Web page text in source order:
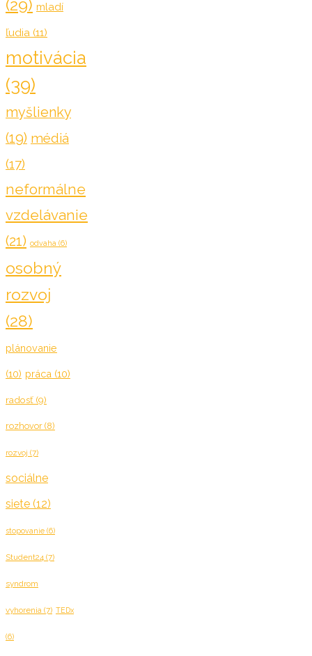
(29) mladí
ľudia (11)
motivácia
(39)
myšlienky
(19) médiá
(17)
neformálne
vzdelávanie
(21) odvaha (6)
osobný
rozvoj
(28)
plánovanie
(10) práca (10)
radosť (9)
rozhovor (8)
rozvoj (7)
sociálne
siete (12)
stopovanie (6)
Student24 (7)
syndrom
vyhorenia (7) TEDx
(6)